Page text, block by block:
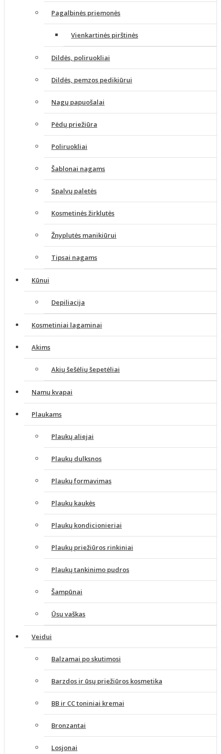
Pagalbinės priemonės
Vienkartinės pirštinės
Dildės, poliruokliai
Dildės, pemzos pedikiūrui
Nagų papuošalai
Pėdų priežiūra
Poliruokliai
Šablonai nagams
Spalvų paletės
Kosmetinės žirklutės
Žnyplutės manikiūrui
Tipsai nagams
Kūnui
Depiliacija
Kosmetiniai lagaminai
Akims
Akių šešėlių šepetėliai
Namų kvapai
Plaukams
Plaukų aliejai
Plaukų dulksnos
Plaukų formavimas
Plaukų kaukės
Plaukų kondicionieriai
Plaukų priežiūros rinkiniai
Plaukų tankinimo pudros
Šampūnai
Ūsų vaškas
Veidui
Balzamai po skutimosi
Barzdos ir ūsų priežiūros kosmetika
BB ir CC toniniai kremai
Bronzantai
Losjonai